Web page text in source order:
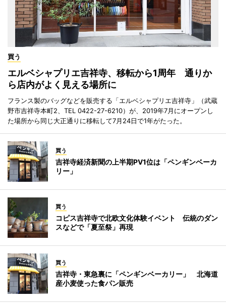
買う
エルベシャプリエ吉祥寺、移転から1周年 通りか
ら店内がよく見える場所に
フランス製のバッグなどを販売する「エルベシャプリエ吉祥寺」（武蔵
野市吉祥寺本町2、TEL 0422-27-6210）が、2019年7月にオープンし
た場所から同じ大正通りに移転して7月24日で1年がたった。
買う
吉祥寺経済新聞の上半期PV1位は「ペンギンベーカ
リー」
買う
コピス吉祥寺で北欧文化体験イベント 伝統のダン
スなどで「夏至祭」再現
買う
吉祥寺・東急裏に「ペンギンベーカリー」 北海道
産小麦使った食パン販売